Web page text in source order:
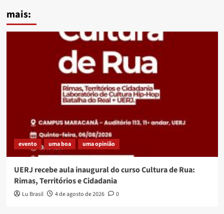
mais:
evento uma boa uma opinião
UERJ recebe aula inaugural do curso Cultura de Rua:
Rimas, Territórios e Cidadania
Lu Brasil 4 de agosto de 2026 0